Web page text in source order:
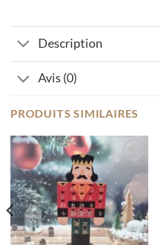
Description
Avis (0)
PRODUITS SIMILAIRES
à la liste
de
souhaits